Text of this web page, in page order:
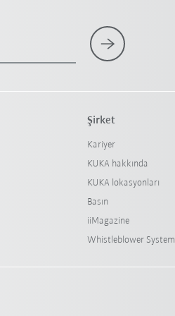
Şirket
Kariyer
KUKA hakkında
KUKA lokasyonları
Basın
iiMagazine
Whistleblower System